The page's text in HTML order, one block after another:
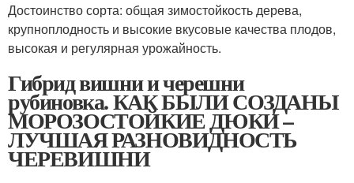
Достоинство сорта: общая зимостойкость дерева,
крупноплодность и высокие вкусовые качества плодов,
высокая и регулярная урожайность.
Гибрид вишни и черешни
рубиновка. КАК БЫЛИ СОЗДАНЫ
МОРОЗОСТОЙКИЕ ДЮКИ –
ЛУЧШАЯ РАЗНОВИДНОСТЬ
ЧЕРЕВИШНИ